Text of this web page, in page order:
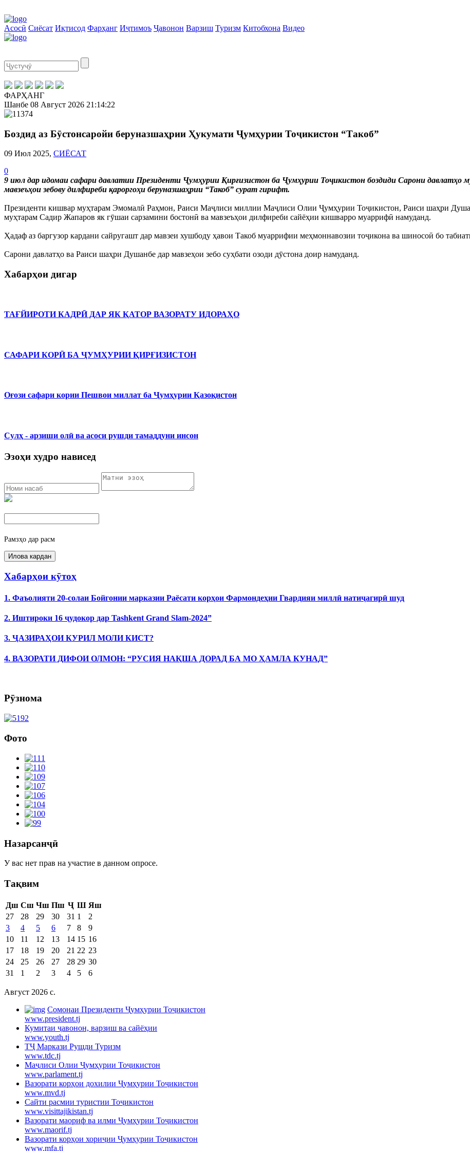
Асосӣ Сиёсат Иқтисод Фарҳанг Иҷтимоъ Ҷавонон Варзиш Туризм Китобхона Видео
ФАРҲАНГ
Шанбе 08 Август 2026 21:14:23
Боздид аз Бӯстонсаройи беруназшаҳрии Ҳукумати Ҷумҳурии Тоҷикистон “Такоб”
09 Июл 2025, СИЁСАТ
0
9 июл дар идомаи сафари давлатии Президенти Ҷумҳурии Қирғизистон ба Ҷумҳурии Тоҷикистон боздиди Сарони
мавзеъҳои зебову дилфиреби қароргоҳи беруназшаҳрии “Такоб” сурат гирифт.
Президенти кишвар муҳтарам Эмомалӣ Раҳмон, Раиси Маҷлиси миллии Маҷлиси Олии Ҷумҳурии Тоҷикистон, Раиси шаҳри
муҳтарам Садир Жапаров як гӯшаи сарзамини бостонӣ ва мавзеъҳои дилфиреби сайёҳии кишварро муаррифӣ намуданд.
Ҳадаф аз баргузор кардани сайругашт дар мавзеи хушбоду ҳавои Такоб муаррифии меҳмоннавозии тоҷикона ва шиносоӣ бо
Сарони давлатҳо ва Раиси шаҳри Душанбе дар мавзеҳои зебо суҳбати озоди дӯстона доир намуданд.
Хабарҳои дигар
ТАҒЙИРОТИ КАДРӢ ДАР ЯК ҚАТОР ВАЗОРАТУ ИДОРАҲО
САФАРИ КОРӢ БА ҶУМҲУРИИ ҚИРҒИЗИСТОН
Оғози сафари кории Пешвои миллат ба Ҷумҳурии Қазоқистон
Сулҳ - арзиши олӣ ва асоси рушди тамаддуни инсон
Эзоҳи худро нависед
Рамзҳо дар расм
Хабарҳои кӯтоҳ
1. Фаъолияти 20-солаи Бойгонии марказии Раёсати корҳои Фармондеҳии Гвардияи миллӣ натиҷагирӣ шуд
2. Иштироки 16 ҷудокор дар Tashkent Grand Slam-2024”
3. ҶАЗИРАҲОИ КУРИЛ МОЛИ КИСТ?
4. ВАЗОРАТИ ДИФОИ ОЛМОН: “РУСИЯ НАҚША ДОРАД БА МО ҲАМЛА КУНАД”
Рӯзнома
Фото
Назарсанҷӣ
У вас нет прав на участие в данном опросе.
Тақвим
Дш Сш Чш Пш Ҷ Ш Яш
27
28 29 30 31 1
2
3
4 5 6 7 8
9
10
11 12 13 14 15 16
17
18 19 20 21 22 23
24
25 26 27 28 29 30
31
1 2 3 4 5 6
Август 2026 c.
Cомонаи Президенти Ҷумҳурии Тоҷикистон
www.president.tj
Кумитаи ҷавонон, варзиш ва сайёҳии
www.youth.tj
ТҶ Маркази Рушди Туризм
www.tdc.tj
Маҷлиси Олии Ҷумҳурии Тоҷикистон
www.parlament.tj
Вазорати корҳои дохилии Ҷумҳурии Тоҷикистон
www.mvd.tj
Сайти расмии туристии Тоҷикистон
www.visittajikistan.tj
Вазорати маориф ва илми Ҷумҳурии Тоҷикистон
www.maorif.tj
Вазорати корҳои хориҷии Ҷумҳурии Тоҷикистон
www.mfa.tj